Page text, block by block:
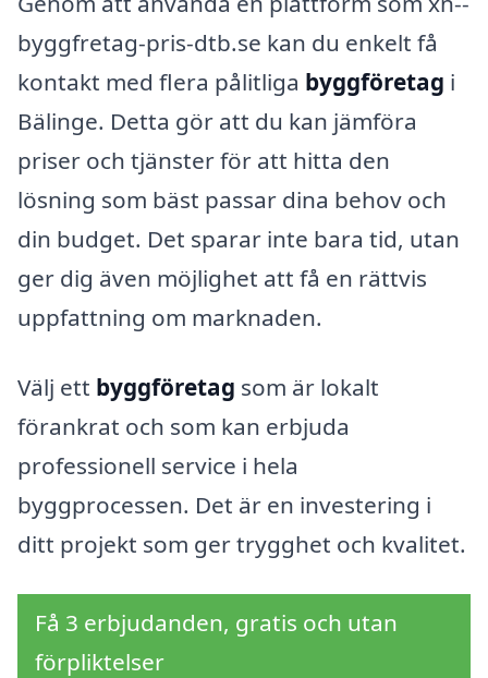
byggfretag-pris-dtb.se kan du enkelt få
kontakt med flera pålitliga byggföretag i
Bälinge. Detta gör att du kan jämföra
priser och tjänster för att hitta den
lösning som bäst passar dina behov och
din budget. Det sparar inte bara tid, utan
ger dig även möjlighet att få en rättvis
uppfattning om marknaden.
Välj ett byggföretag som är lokalt
förankrat och som kan erbjuda
professionell service i hela
byggprocessen. Det är en investering i
ditt projekt som ger trygghet och kvalitet.
Få 3 erbjudanden, gratis och utan
förpliktelser